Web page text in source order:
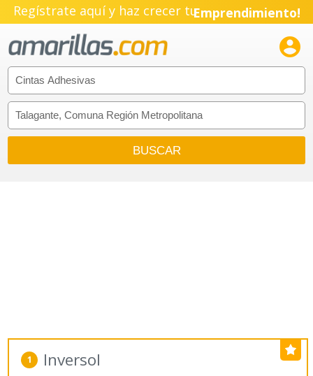
Regístrate aquí y haz crecer tuEmprendimiento!

1 Inversol